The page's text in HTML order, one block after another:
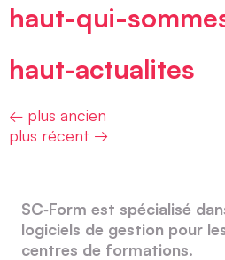
haut-qui-
haut-actualites
← plus ancien
plus récent →
SC‑Form est spécialisé
logiciels de gestion pour
centres de formations.